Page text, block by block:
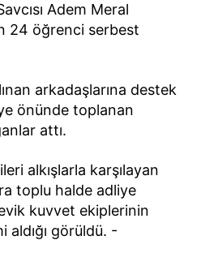
Adem Meral
24 öğrenci serbest
arkadaşlarına destek
önünde toplanan
attı.
alkışlarla karşılayan
toplu halde adliye
kuvvet ekiplerinin
görüldü. -